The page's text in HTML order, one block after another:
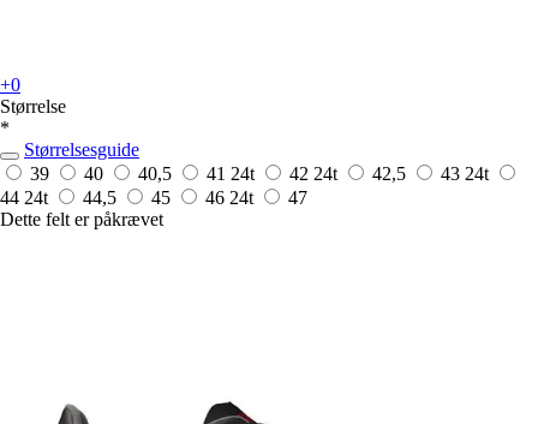
+0
Størrelse
*
Størrelsesguide
39
40 40,5 41 24t 42 24t 42,5 43 24t
44 24t 44,5 45 46 24t
47
Dette felt er påkrævet